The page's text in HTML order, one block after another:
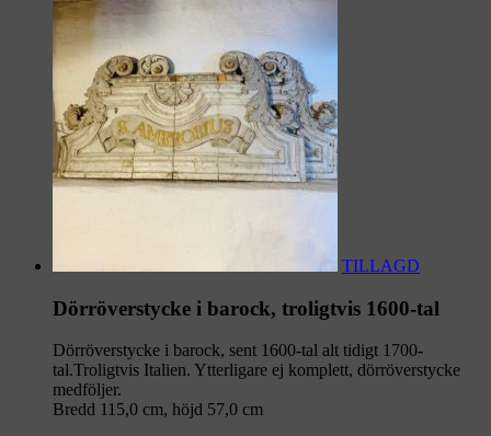
TILLAGD
Dörröverstycke i barock, troligtvis 1600-tal
Dörröverstycke i barock, sent 1600-tal alt tidigt 1700-
tal.Troligtvis Italien. Ytterligare ej komplett, dörröverstycke
medföljer.
Bredd 115,0 cm, höjd 57,0 cm